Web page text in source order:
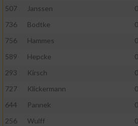
507
Janssen
736
Bodtke
756
Hammes
589
Hepcke
293
Kirsch
727
Klickermann
644
Pannek
256
Wulff
Messung der Werbeleistung
Messung der Performance von
Analyse von Zielgruppen durch
oder Kombinationen von Daten aus